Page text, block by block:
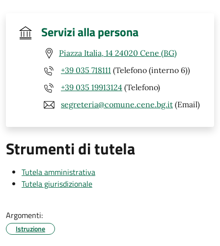
Servizi alla persona
Piazza Italia, 14 24020 Cene (BG)
+39 035 718111 (Telefono (interno 6))
+39 035 19913124 (Telefono)
segreteria@comune.cene.bg.it (Email)
Strumenti di tutela
Tutela amministrativa
Tutela giurisdizionale
Argomenti:
Istruzione